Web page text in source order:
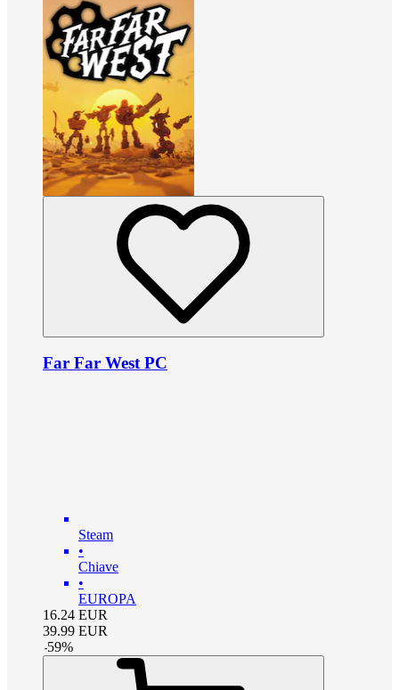
Far Far West PC
Steam
•
Chiave
•
EUROPA
16.24 EUR
39.99 EUR
-59%